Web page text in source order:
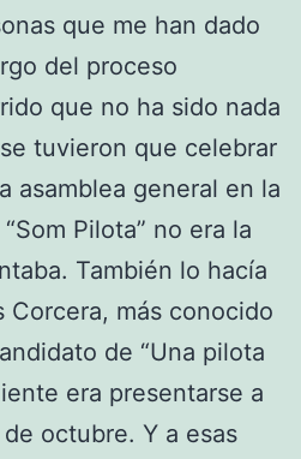
que me han dado
del proceso
que no ha sido nada
tuvieron que celebrar
asamblea general en la
Pilota” no era la
También lo hacía
Corcera, más conocido
de “Una pilota
era presentarse a
octubre. Y a esas